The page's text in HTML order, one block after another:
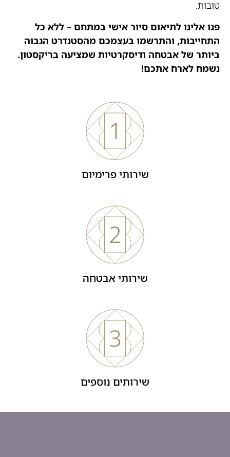
טובות.
פנו אלינו לתיאום סיור אישי במתחם – ללא כל
התחייבות, והתרשמו בעצמכם מהסטנדרט הגבוה
ביותר של אבטחה ודיסקרטיות שמציעה בריקסטון.
נשמח לארח אתכם!
1
שירותי פרימיום
2
שירותי אבטחה
3
שירותים נוספים